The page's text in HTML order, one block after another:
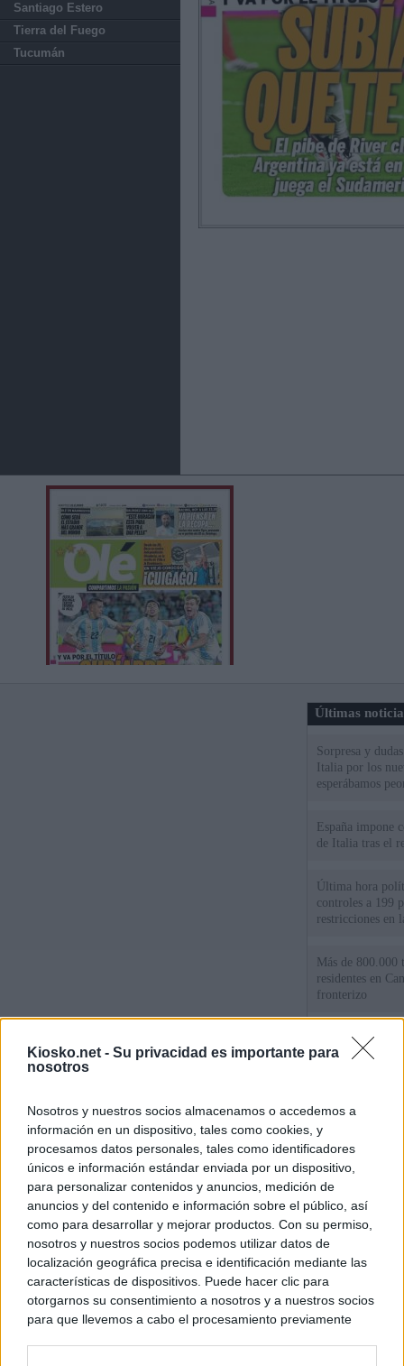
Kiosko.net - Su privacidad es importante para
nosotros
Nosotros y nuestros socios almacenamos o accedemos a
información en un dispositivo, tales como cookies, y
procesamos datos personales, tales como identificadores
únicos e información estándar enviada por un dispositivo,
para personalizar contenidos y anuncios, medición de
anuncios y del contenido e información sobre el público, así
como para desarrollar y mejorar productos. Con su permiso,
nosotros y nuestros socios podemos utilizar datos de
localización geográfica precisa e identificación mediante las
características de dispositivos. Puede hacer clic para
otorgarnos su consentimiento a nosotros y a nuestros socios
para que llevemos a cabo el procesamiento previamente
Santiago Estero
Tierra del Fuego
Tucumán
Últimas
Sorpresa y
Italia por los
esperábamos
España impone
de Italia tras el
Última hora
controles a 199
restricciones en
Más de 800.000
residentes en
fronterizo
Qué hay detrás
España por la
personas se
algo"
© Kiosko.net Aviso Legal Privacidad y Cookies